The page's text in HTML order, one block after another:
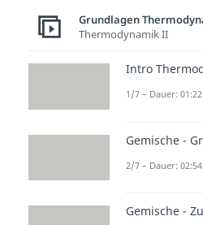
DieFläche
sich bei
Formel
Grundlagen
Thermodynamik II
Intro
1/7 – Dauer: 01:22
Gemische -
2/7 – Dauer: 02:54
Gemische -